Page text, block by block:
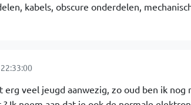
kabels, obscure onderdelen,
erg veel jeugd aanwezig, zo oud ben ik nog